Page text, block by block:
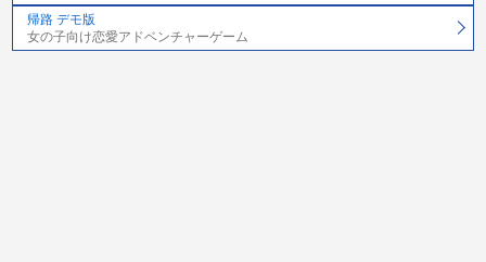
帰路 デモ版
女の子向け恋愛アドベンチャーゲーム